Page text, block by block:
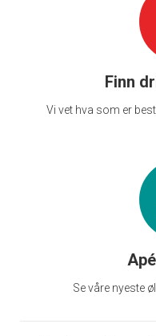
Finn
Vi vet hva som er
Se våre nyeste